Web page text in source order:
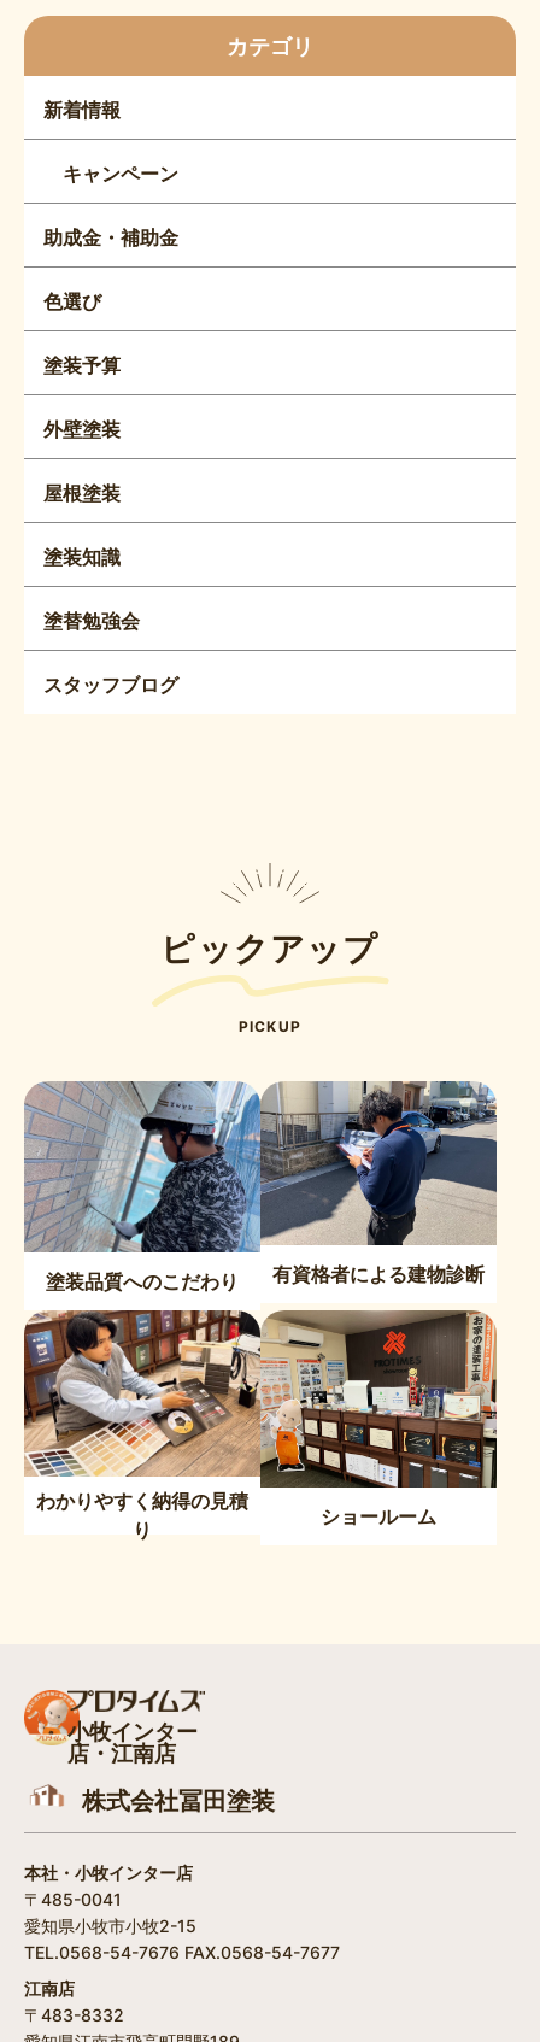
カテゴリ
新着情報
キャンペーン
助成金・補助金
色選び
塗装予算
外壁塗装
屋根塗装
塗装知識
塗替勉強会
スタッフブログ
ピックアップ
PICKUP
塗装品質へのこだわり 有資格者による建物診断
わかりやすく納得の見積
り
ショールーム
小牧インター
店・江南店
株式会社冨田塗装
本社・小牧インター店
〒485-0041
愛知県小牧市小牧2-15
TEL.0568-54-7676 FAX.0568-54-7677
江南店
〒483-8332